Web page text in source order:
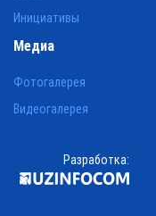
Инициативы
Медиа
Фотогалерея
Видеогалерея
Разработка: